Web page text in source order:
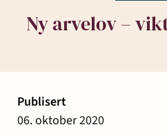
Ny arvelov –
Publisert
06. oktober 2020
Arbeidsrett
Arv
Avtaler
Eiendom